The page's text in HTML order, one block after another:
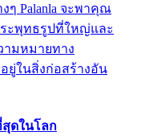
Palanla จะพาคุณ
ระพุทธรูปที่ใหญ่และ
ามหมายทาง
ยู่ในสิ่งก่อสร้างอัน
ดในโลก